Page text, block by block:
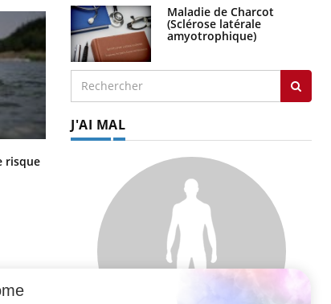
risque Le Viagra pourrait-il freiner la
propagation du cancer ?
Maladie de Charcot
(Sclérose latérale
amyotrophique)
J'AI MAL